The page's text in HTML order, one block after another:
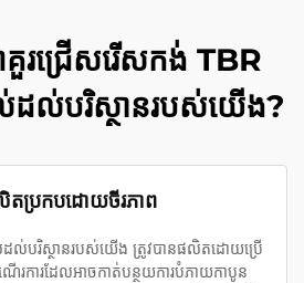
គួរជ្រើសរើសកង់ TBR
ល់បរិស្ថានរបស់យើង?
តប្រកបដោយចីរភាព
ល់បរិស្ថានរបស់យើង ត្រូវបានផលិតដោយប្រើ
ើរការដែលអាចកាត់បន្ថយការបំភាយកាបូន